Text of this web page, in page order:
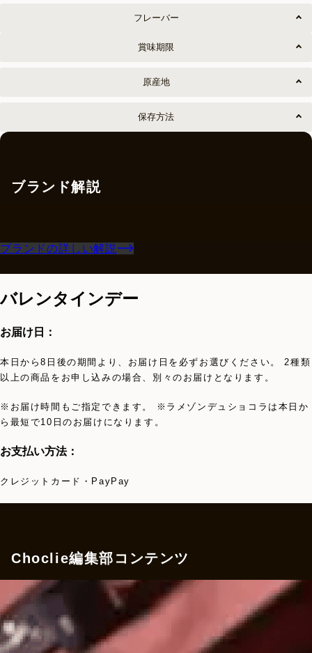
フレーバー
賞味期限
原産地
保存方法
ブランド解説
ブランドの詳しい解説
バレンタインデー
お届け日：
本日から8日後の期間より、お届け日を必ずお選びください。 2種類
以上の商品をお申し込みの場合、別々のお届けとなります。
※お届け時間もご指定できます。 ※ラメゾンデュショコラは本日か
ら最短で10日のお届けになります。
お支払い方法：
クレジットカード・PayPay
Choclie編集部コンテンツ